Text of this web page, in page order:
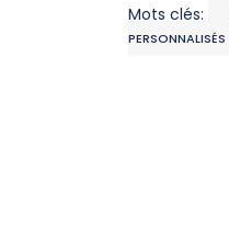
Mots clés:
PERSONNALISÉS